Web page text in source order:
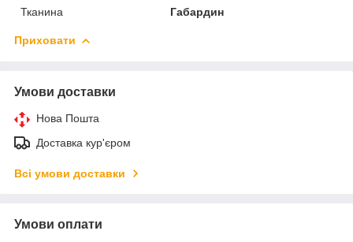
Тканина
Габардин
Приховати
Умови доставки
Нова Пошта
Доставка кур'єром
Всі умови доставки
Умови оплати